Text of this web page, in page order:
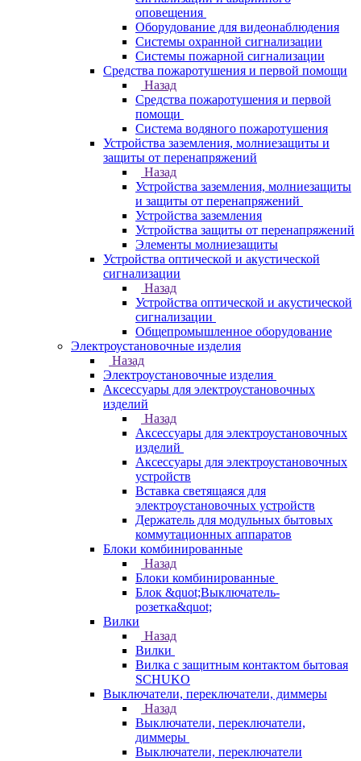
оповещения
Оборудование для видеонаблюдения
Системы охранной сигнализации
Системы пожарной сигнализации
Средства пожаротушения и первой помощи
Назад
Средства пожаротушения и первой
помощи
Система водяного пожаротушения
Устройства заземления, молниезащиты и
защиты от перенапряжений
Назад
Устройства заземления, молниезащиты
и защиты от перенапряжений
Устройства заземления
Устройства защиты от перенапряжений
Элементы молниезащиты
Устройства оптической и акустической
сигнализации
Назад
Устройства оптической и акустической
сигнализации
Общепромышленное оборудование
Электроустановочные изделия
Назад
Электроустановочные изделия
Аксессуары для электроустановочных
изделий
Назад
Аксессуары для электроустановочных
изделий
Аксессуары для электроустановочных
устройств
Вставка светящаяся для
электроустановочных устройств
Держатель для модульных бытовых
коммутационных аппаратов
Блоки комбинированные
Назад
Блоки комбинированные
Блок &quot;Выключатель-
розетка&quot;
Вилки
Назад
Вилки
Вилка с защитным контактом бытовая
SCHUKO
Выключатели, переключатели, диммеры
Назад
Выключатели, переключатели,
диммеры
Выключатели, переключатели